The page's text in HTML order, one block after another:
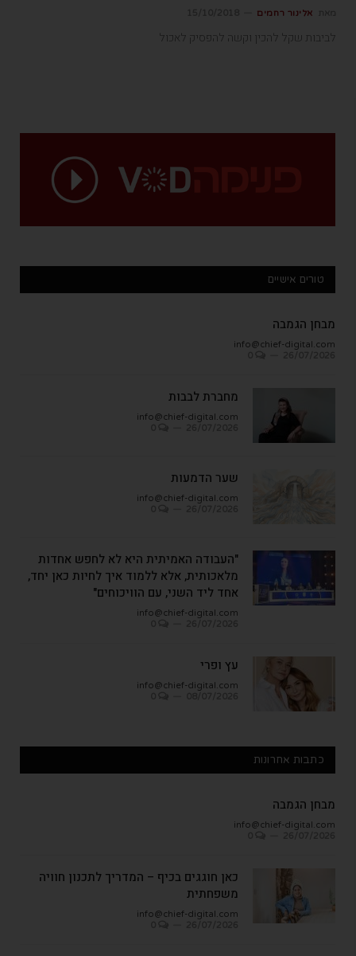
אלינור רחמים
לביבות שקל להכין וקשה להפסיק לאכול
טורים אישיים
מבחן הגמבה
info@chief-digital.com
מחברת לבבות
info@chief-digital.com
שער הדמעות
info@chief-digital.com
"העבודה האמיתית היא לא לחפש אחדות
מלאכותית, אלא ללמוד איך לחיות כאן יחד,
אחד ליד השני, עם הוויכוחים"
info@chief-digital.com
עץ ופרי
info@chief-digital.com
כתבות אחרונות
מבחן הגמבה
info@chief-digital.com
כאן חוגגים בכיף – המדריך לתכנון חוויה
משפחתית
info@chief-digital.com